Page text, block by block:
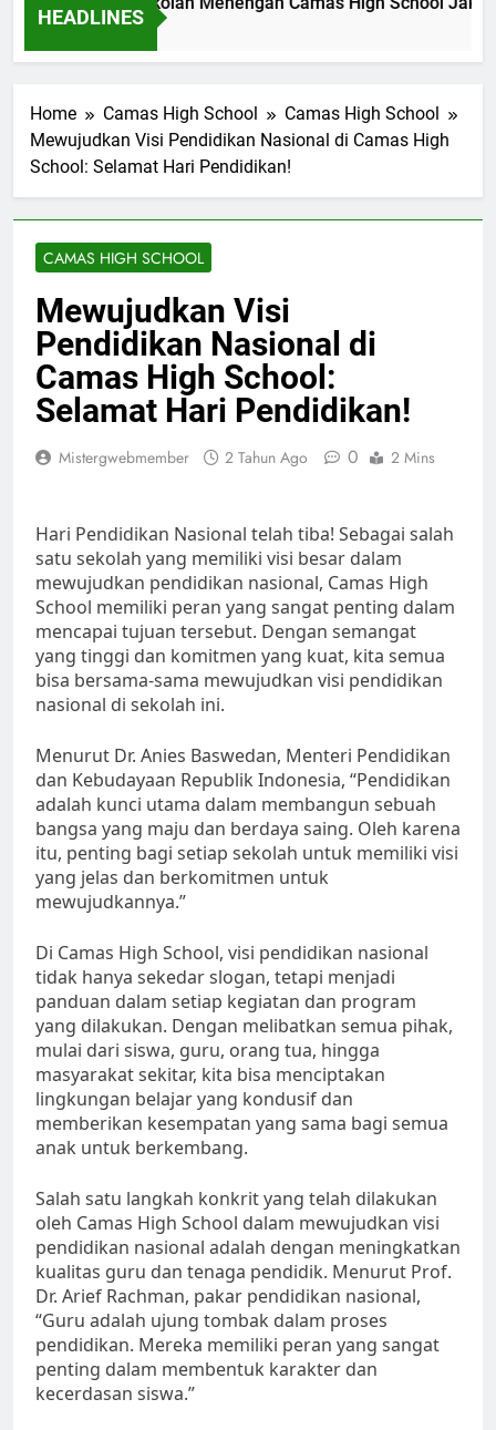
HEADLINES
Ago
Home Camas High School
Camas High School
Mewujudkan Visi Pendidikan Nasional di Camas High
School: Selamat Hari Pendidikan!
CAMAS HIGH SCHOOL
Mewujudkan Visi
Pendidikan Nasional di
Camas High School:
Selamat Hari Pendidikan!
Mistergwebmember 2 Tahun Ago 0 2 Mins
Hari Pendidikan Nasional telah tiba! Sebagai salah
satu sekolah yang memiliki visi besar dalam
mewujudkan pendidikan nasional, Camas High
School memiliki peran yang sangat penting dalam
mencapai tujuan tersebut. Dengan semangat
yang tinggi dan komitmen yang kuat, kita semua
bisa bersama-sama mewujudkan visi pendidikan
nasional di sekolah ini.
Menurut Dr. Anies Baswedan, Menteri Pendidikan
dan Kebudayaan Republik Indonesia, “Pendidikan
adalah kunci utama dalam membangun sebuah
bangsa yang maju dan berdaya saing. Oleh karena
itu, penting bagi setiap sekolah untuk memiliki visi
yang jelas dan berkomitmen untuk
mewujudkannya.”
Di Camas High School, visi pendidikan nasional
tidak hanya sekedar slogan, tetapi menjadi
panduan dalam setiap kegiatan dan program
yang dilakukan. Dengan melibatkan semua pihak,
mulai dari siswa, guru, orang tua, hingga
masyarakat sekitar, kita bisa menciptakan
lingkungan belajar yang kondusif dan
memberikan kesempatan yang sama bagi semua
anak untuk berkembang.
Salah satu langkah konkrit yang telah dilakukan
oleh Camas High School dalam mewujudkan visi
pendidikan nasional adalah dengan meningkatkan
kualitas guru dan tenaga pendidik. Menurut Prof.
Dr. Arief Rachman, pakar pendidikan nasional,
“Guru adalah ujung tombak dalam proses
pendidikan. Mereka memiliki peran yang sangat
penting dalam membentuk karakter dan
kecerdasan siswa.”